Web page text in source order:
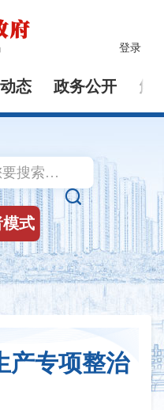
登录
态 政务公开 解

式
产专项整治